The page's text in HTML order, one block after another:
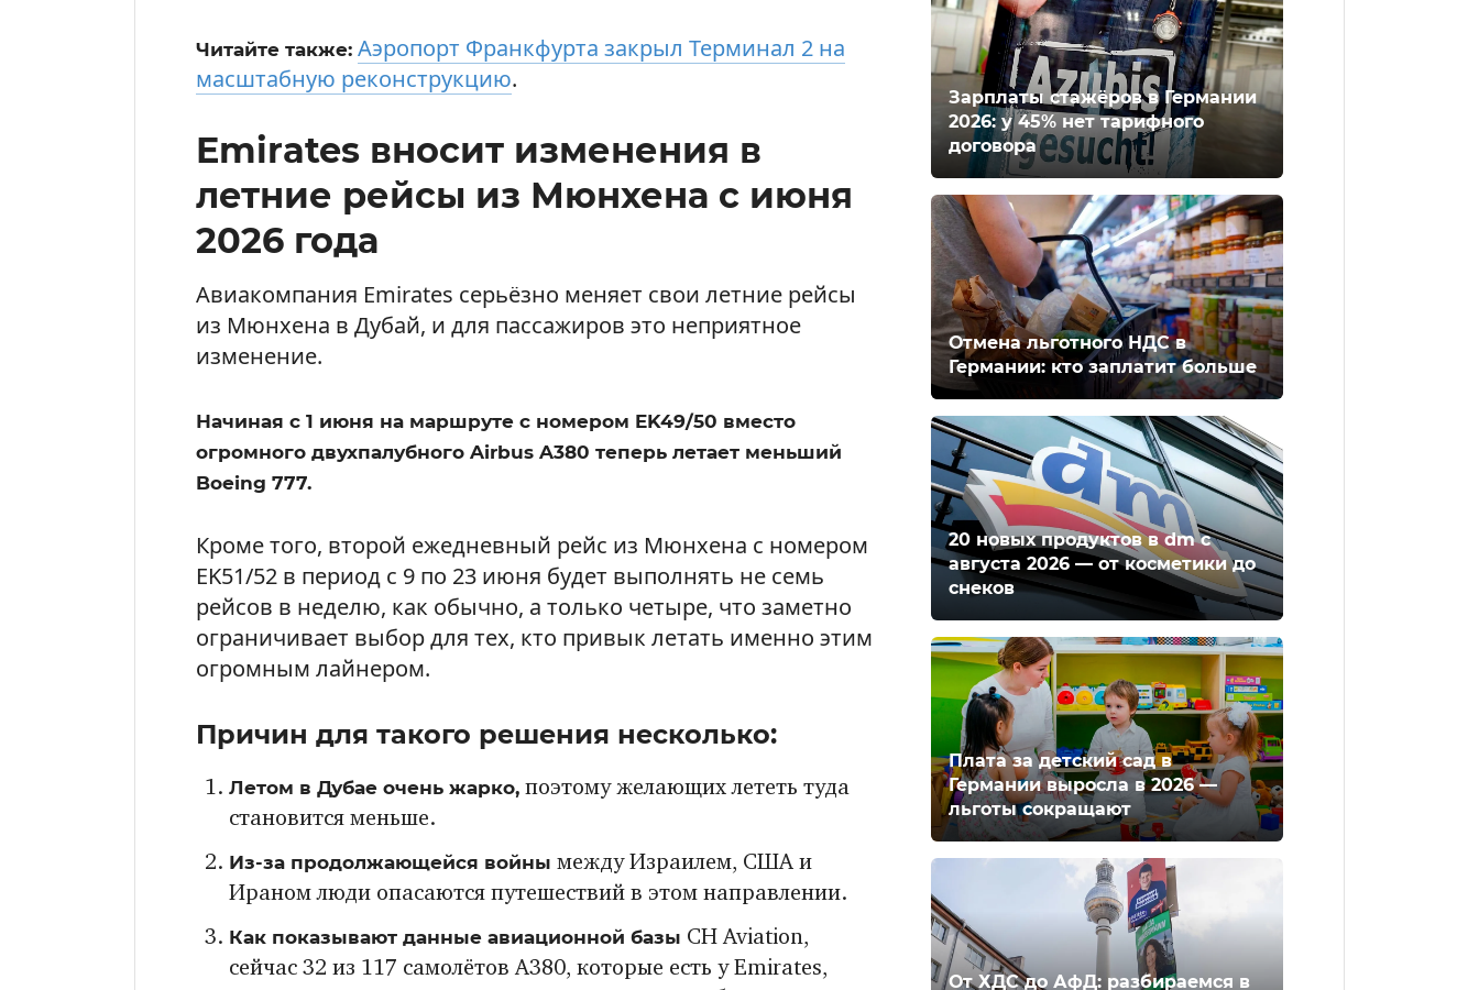
Читайте также: Аэропорт Франкфурта закрыл Терминал 2 на
масштабную реконструкцию.
Emirates вносит изменения в
летние рейсы из Мюнхена с июня
2026 года
Авиакомпания Emirates серьёзно меняет свои летние рейсы
из Мюнхена в Дубай, и для пассажиров это неприятное
изменение.
Начиная с 1 июня на маршруте с номером EK49/50 вместо
огромного двухпалубного Airbus A380 теперь летает меньший
Boeing 777.
Кроме того, второй ежедневный рейс из Мюнхена с номером
EK51/52 в период с 9 по 23 июня будет выполнять не семь
рейсов в неделю, как обычно, а только четыре, что заметно
ограничивает выбор для тех, кто привык летать именно этим
огромным лайнером.
Причин для такого решения несколько:
Летом в Дубае очень жарко, поэтому желающих лететь туда
становится меньше.
Из-за продолжающейся войны между Израилем, США и
Ираном люди опасаются путешествий в этом направлении.
Как показывают данные авиационной базы CH Aviation,
сейчас 32 из 117 самолётов A380, которые есть у Emirates,
Зарплаты стажёров в Германии
2026: у 45% нет тарифного
договора
Отмена льготного НДС в
Германии: кто заплатит больше
20 новых продуктов в dm с
августа 2026 — от косметики до
снеков
Плата за детский сад в
Германии выросла в 2026 —
льготы сокращают
От ХДС до АфД: разбираемся в